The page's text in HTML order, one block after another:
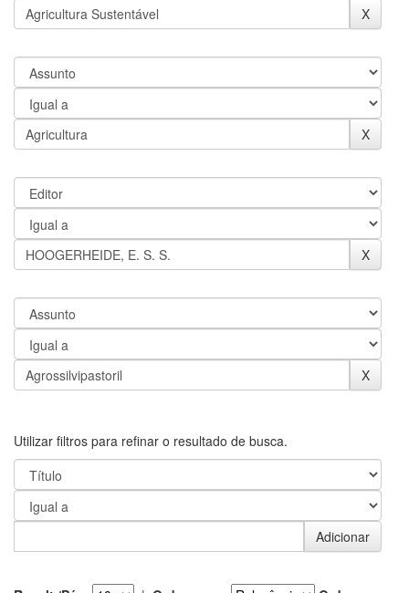
Utilizar filtros para refinar o resultado de busca.